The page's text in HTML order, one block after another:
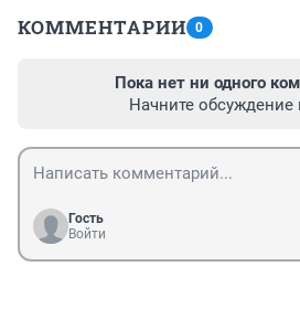
КОММЕНТАРИИ 0
Пока нет ни одного
Начните
Гость
Войти